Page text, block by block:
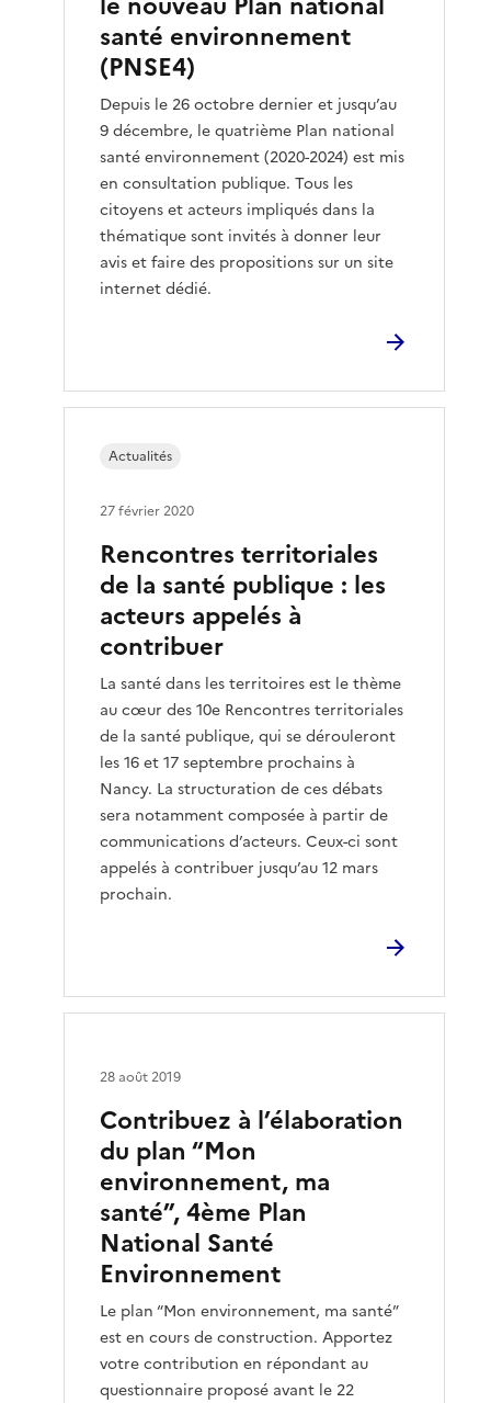
santé environnement
(PNSE4)
Depuis le 26 octobre dernier et jusqu’au
9 décembre, le quatrième Plan national
santé environnement (2020-2024) est mis
en consultation publique. Tous les
citoyens et acteurs impliqués dans la
thématique sont invités à donner leur
avis et faire des propositions sur un site
internet dédié.
Rencontres territoriales
de la santé publique : les
acteurs appelés à
contribuer
La santé dans les territoires est le thème
au cœur des 10e Rencontres territoriales
de la santé publique, qui se dérouleront
les 16 et 17 septembre prochains à
Nancy. La structuration de ces débats
sera notamment composée à partir de
communications d’acteurs. Ceux-ci sont
appelés à contribuer jusqu’au 12 mars
prochain.
Actualités
27 février 2020
Contribuez à l’élaboration
du plan “Mon
environnement, ma
santé”, 4ème Plan
National Santé
Environnement
Le plan “Mon environnement, ma santé”
est en cours de construction. Apportez
votre contribution en répondant au
questionnaire proposé avant le 22
28 août 2019